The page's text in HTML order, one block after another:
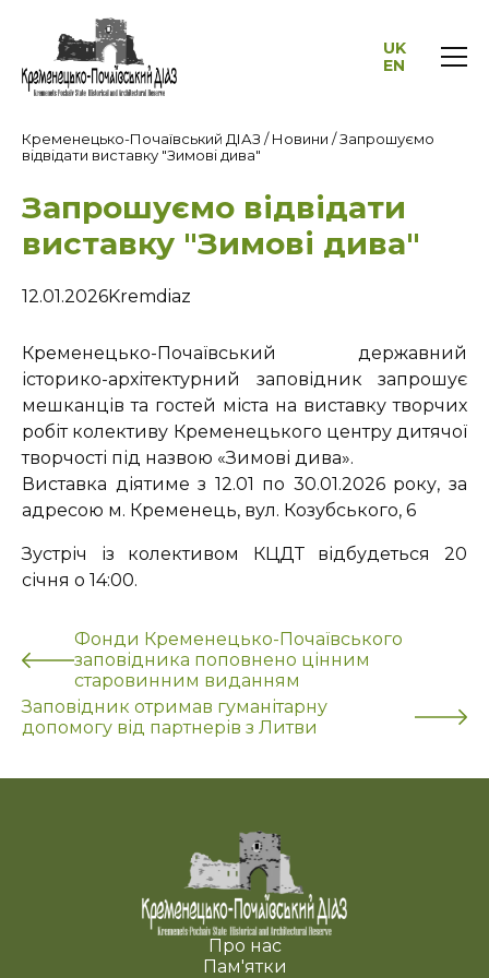
UK
EN
Кременецько-Почаївський ДІАЗ /Новини /Запрошуємо
відвідати виставку "Зимові дива"
Запрошуємо відвідати
виставку "Зимові дива"
12.01.2026Kremdiaz
Кременецько-Почаївський державний
історико-архітектурний заповідник запрошує
мешканців та гостей міста на виставку творчих
робіт колективу Кременецького центру дитячої
творчості під назвою «Зимові дива».
Виставка діятиме з 12.01 по 30.01.2026 року, за
адресою м. Кременець, вул. Козубського, 6
Зустріч із колективом КЦДТ відбудеться 20
січня о 14:00.
Фонди Кременецько-Почаївського
заповідника поповнено цінним
старовинним виданням
Заповідник отримав гуманітарну
допомогу від партнерів з Литви
Про нас
Пам'ятки